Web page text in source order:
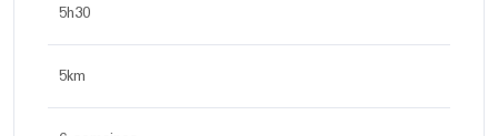
5h30
5km